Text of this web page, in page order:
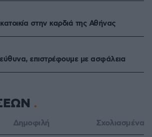
στην καρδιά της Αθήνας
επιστρέφουμε με ασφάλεια
Δημοφιλή Σχολιασμένα